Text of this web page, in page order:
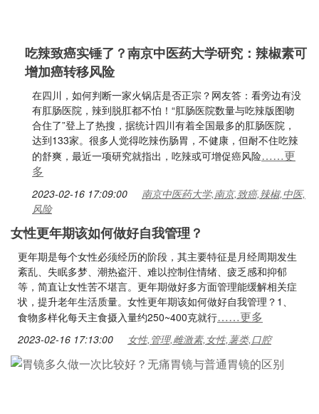
吃辣致癌实锤了？南京中医药大学研究：辣椒素可
增加癌转移风险
在四川，如何判断一家火锅店是否正宗？网友答：看旁边有没
有肛肠医院，辣到脱肛都不怕！“肛肠医院数量与吃辣版图吻
合住了”登上了热搜，据统计四川有着全国最多的肛肠医院，
达到133家。很多人觉得吃辣伤肠胃，不健康，但耐不住吃辣
的舒爽，最近一项研究就指出，吃辣或可增促癌风险……更
多
2023-02-16 17:09:00
南京中医药大学,南京,致癌,辣椒,中医,
风险
女性更年期该如何做好自我管理？
更年期是每个女性必须经历的阶段，其主要特征是月经周期发生
紊乱、失眠多梦、潮热盗汗、难以控制住情绪、疲乏感和抑郁
等，简直让女性苦不堪言。更年期做好多方面管理能缓解相关症
状，提升老年生活质量。女性更年期该如何做好自我管理？1、
食物多样化每天主食摄入量约250~400克就行……更多
2023-02-16 17:13:00 女性,管理,雌激素,女性,薯类,口腔